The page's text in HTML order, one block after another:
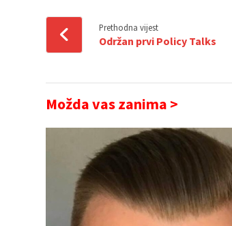
Prethodna vijest
Održan prvi Policy Talks
Možda vas zanima >